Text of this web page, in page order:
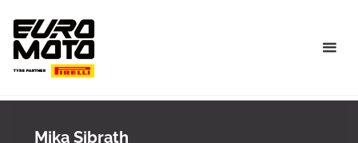
content
Mika Sibrath